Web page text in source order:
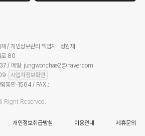
/ 개인정보관리 책임자 : 정원채
로 80
/ 메일: jungwonchae2@naver.com
사업자정보확인
동안-1564 / FAX :
Right Reserved.
개인정보취급방침 이용안내 제휴문의